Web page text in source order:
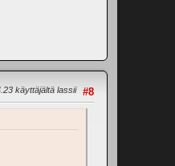
#8
käyttäjältä lassii